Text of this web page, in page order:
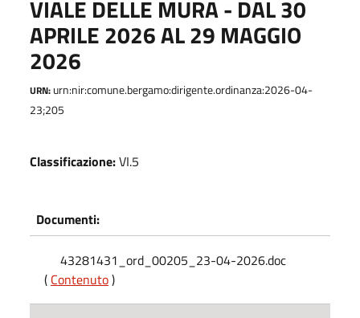
VIALE DELLE MURA - DAL 30
APRILE 2026 AL 29 MAGGIO
2026
URN: urn:nir:comune.bergamo:dirigente.ordinanza:2026-04-
23;205
Classificazione:VI.5
Documenti:
43281431_ord_00205_23-04-2026.doc
( Contenuto)